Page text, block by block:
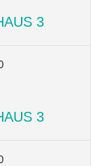
3
3